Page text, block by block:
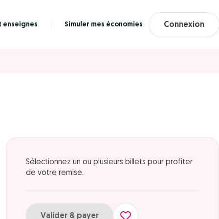
enseignes Simuler mes économies Connexion
Sélectionnez un ou plusieurs billets pour profiter
de votre remise.
Valider & payer